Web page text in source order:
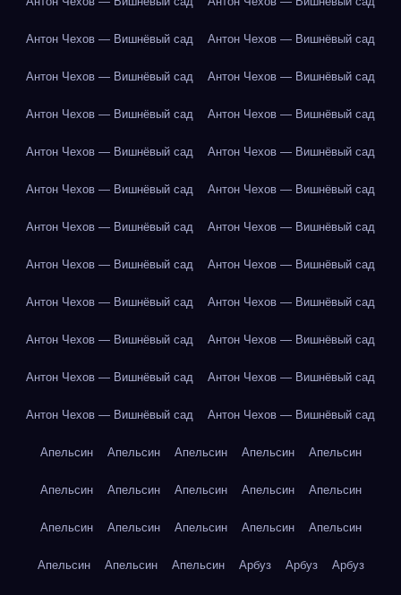
Антон Чехов — Вишнёвый сад Антон Чехов — Вишнёвый сад
Антон Чехов — Вишнёвый сад Антон Чехов — Вишнёвый сад
Антон Чехов — Вишнёвый сад Антон Чехов — Вишнёвый сад
Антон Чехов — Вишнёвый сад Антон Чехов — Вишнёвый сад
Антон Чехов — Вишнёвый сад Антон Чехов — Вишнёвый сад
Антон Чехов — Вишнёвый сад Антон Чехов — Вишнёвый сад
Антон Чехов — Вишнёвый сад Антон Чехов — Вишнёвый сад
Антон Чехов — Вишнёвый сад Антон Чехов — Вишнёвый сад
Антон Чехов — Вишнёвый сад Антон Чехов — Вишнёвый сад
Антон Чехов — Вишнёвый сад Антон Чехов — Вишнёвый сад
Антон Чехов — Вишнёвый сад Антон Чехов — Вишнёвый сад
Апельсин Апельсин Апельсин Апельсин Апельсин
Апельсин Апельсин Апельсин Апельсин Апельсин
Апельсин Апельсин Апельсин Апельсин Апельсин
Апельсин Апельсин Апельсин Арбуз Арбуз Арбуз